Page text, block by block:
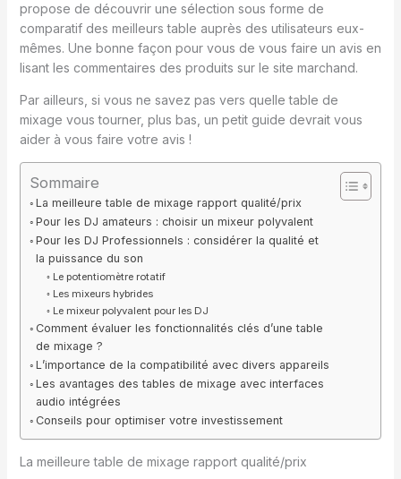
propose de découvrir une sélection sous forme de
comparatif des meilleurs table auprès des utilisateurs eux-
mêmes. Une bonne façon pour vous de vous faire un avis en
lisant les commentaires des produits sur le site marchand.
Par ailleurs, si vous ne savez pas vers quelle table de
mixage vous tourner, plus bas, un petit guide devrait vous
aider à vous faire votre avis !
Sommaire
La meilleure table de mixage rapport qualité/prix
Pour les DJ amateurs : choisir un mixeur polyvalent
Pour les DJ Professionnels : considérer la qualité et
la puissance du son
Le potentiomètre rotatif
Les mixeurs hybrides
Le mixeur polyvalent pour les DJ
Comment évaluer les fonctionnalités clés d’une table
de mixage ?
L’importance de la compatibilité avec divers appareils
Les avantages des tables de mixage avec interfaces
audio intégrées
Conseils pour optimiser votre investissement
La meilleure table de mixage rapport qualité/prix